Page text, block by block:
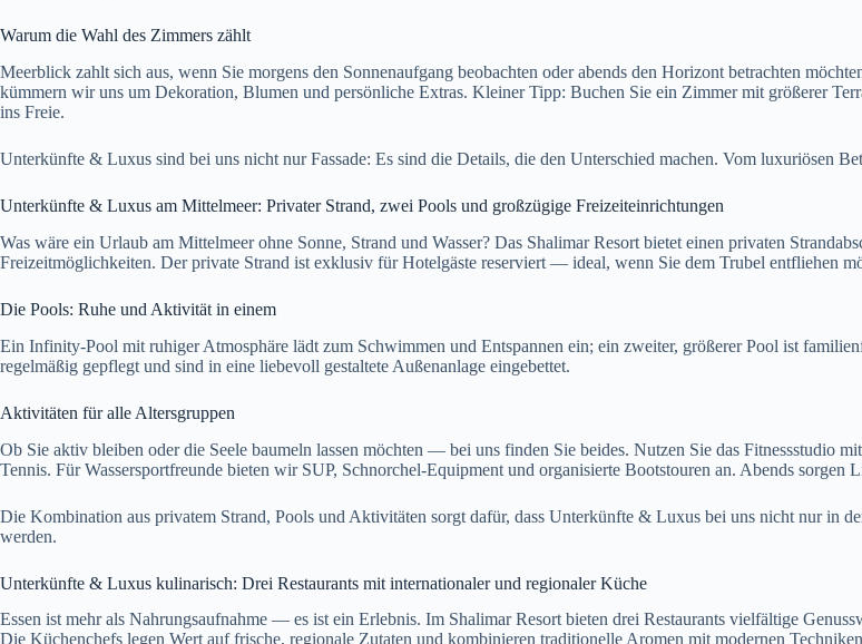
Warum die Wahl des Zimmers zählt
Meerblick zahlt sich aus, wenn Sie morgens den Sonnenaufgang beobachten oder abends den Horizont betrachten
kümmern wir uns um Dekoration, Blumen und persönliche Extras. Kleiner Tipp: Buchen Sie ein Zimmer mit größerer
ins Freie.
Unterkünfte & Luxus sind bei uns nicht nur Fassade: Es sind die Details, die den Unterschied machen. Vom luxuriösen
Unterkünfte & Luxus am Mittelmeer: Privater Strand, zwei Pools und großzügige Freizeiteinrichtungen
Was wäre ein Urlaub am Mittelmeer ohne Sonne, Strand und Wasser? Das Shalimar Resort bietet einen privaten
Freizeitmöglichkeiten. Der private Strand ist exklusiv für Hotelgäste reserviert — ideal, wenn Sie dem Trubel entfliehen
Die Pools: Ruhe und Aktivität in einem
Ein Infinity-Pool mit ruhiger Atmosphäre lädt zum Schwimmen und Entspannen ein; ein zweiter, größerer Pool ist
regelmäßig gepflegt und sind in eine liebevoll gestaltete Außenanlage eingebettet.
Aktivitäten für alle Altersgruppen
Ob Sie aktiv bleiben oder die Seele baumeln lassen möchten — bei uns finden Sie beides. Nutzen Sie das Fitnessstudio
Tennis. Für Wassersportfreunde bieten wir SUP, Schnorchel-Equipment und organisierte Bootstouren an. Abends
Die Kombination aus privatem Strand, Pools und Aktivitäten sorgt dafür, dass Unterkünfte & Luxus bei uns nicht nur in
werden.
Unterkünfte & Luxus kulinarisch: Drei Restaurants mit internationaler und regionaler Küche
Essen ist mehr als Nahrungsaufnahme — es ist ein Erlebnis. Im Shalimar Resort bieten drei Restaurants vielfältige
Die Küchenchefs legen Wert auf frische, regionale Zutaten und kombinieren traditionelle Aromen mit modernen